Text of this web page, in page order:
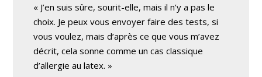
« J’en suis sûre, sourit-elle, mais il n’y a pas le
choix. Je peux vous envoyer faire des tests, si
vous voulez, mais d’après ce que vous m’avez
décrit, cela sonne comme un cas classique
d’allergie au latex. »